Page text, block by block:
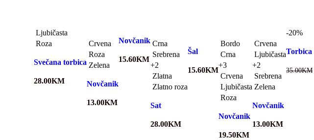
Ljubičasta
Roza
Svečana torbica
28.00KM
Crvena
Roza
Zelena
Novčanik
13.00KM
Novčanik
15.60KM
Crna
Srebrena
+2
Zlatna
Zlatno roza
Sat
28.00KM
Šal
15.60KM
Bordo
Crna
+3
Crvena
Ljubičasta
Roza
Novčanik
19.50KM
Crvena
Ljubičasta
+2
Srebrena
Zelena
Novčanik
13.00KM
-20%
Torbica
35.00KM